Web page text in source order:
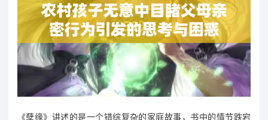
《孽缘》讲述的是一个错综复杂的家庭故事，书中的情节跌宕